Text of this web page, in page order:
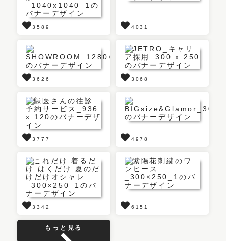
3589 4031
3626 3068
3777 4978
3342 6151
もっと見る